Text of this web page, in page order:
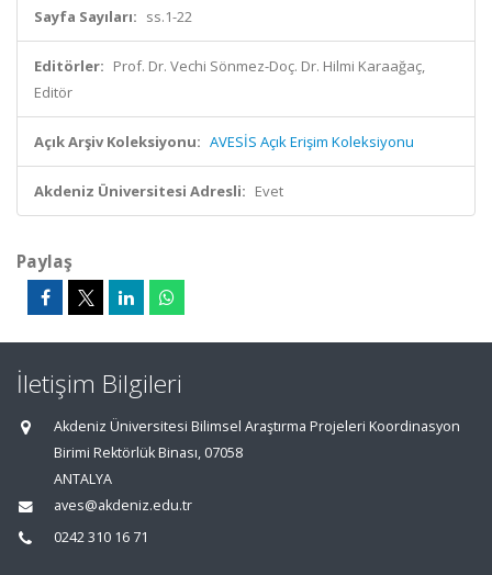
Sayfa Sayıları: ss.1-22
Editörler: Prof. Dr. Vechi Sönmez-Doç. Dr. Hilmi Karaağaç,
Editör
Açık Arşiv Koleksiyonu: AVESİS Açık Erişim Koleksiyonu
Akdeniz Üniversitesi Adresli: Evet
Paylaş
İletişim Bilgileri
Akdeniz Üniversitesi Bilimsel Araştırma Projeleri Koordinasyon
Birimi Rektörlük Binası, 07058
ANTALYA
aves@akdeniz.edu.tr
0242 310 16 71